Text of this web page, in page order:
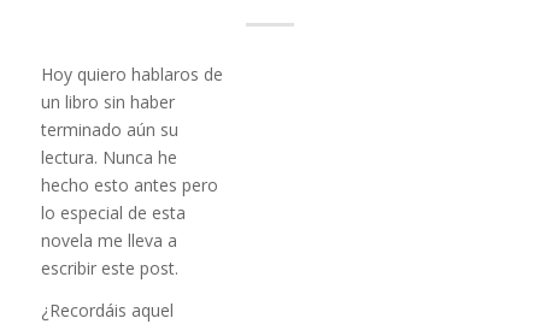
Hoy quiero hablaros de
un libro sin haber
terminado aún su
lectura. Nunca he
hecho esto antes pero
lo especial de esta
novela me lleva a
escribir este post.
¿Recordáis aquel